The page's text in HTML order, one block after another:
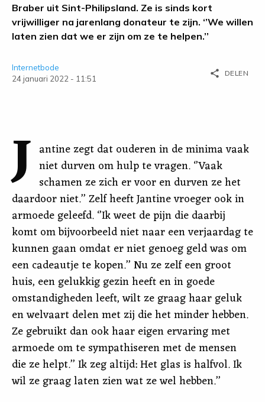
Braber uit Sint-Philipsland. Ze is sinds kort
vrijwilliger na jarenlang donateur te zijn. ‘’We willen
laten zien dat we er zijn om ze te helpen.’’
Internetbode
24 januari 2022 - 11:51
share DELEN
J antine zegt dat ouderen in de minima vaak
niet durven om hulp te vragen. ‘’Vaak
schamen ze zich er voor en durven ze het
daardoor niet.’’ Zelf heeft Jantine vroeger ook in
armoede geleefd. ‘’Ik weet de pijn die daarbij
komt om bijvoorbeeld niet naar een verjaardag te
kunnen gaan omdat er niet genoeg geld was om
een cadeautje te kopen.’’ Nu ze zelf een groot
huis, een gelukkig gezin heeft en in goede
omstandigheden leeft, wilt ze graag haar geluk
en welvaart delen met zij die het minder hebben.
Ze gebruikt dan ook haar eigen ervaring met
armoede om te sympathiseren met de mensen
die ze helpt.’’ Ik zeg altijd: Het glas is halfvol. Ik
wil ze graag laten zien wat ze wel hebben.’’